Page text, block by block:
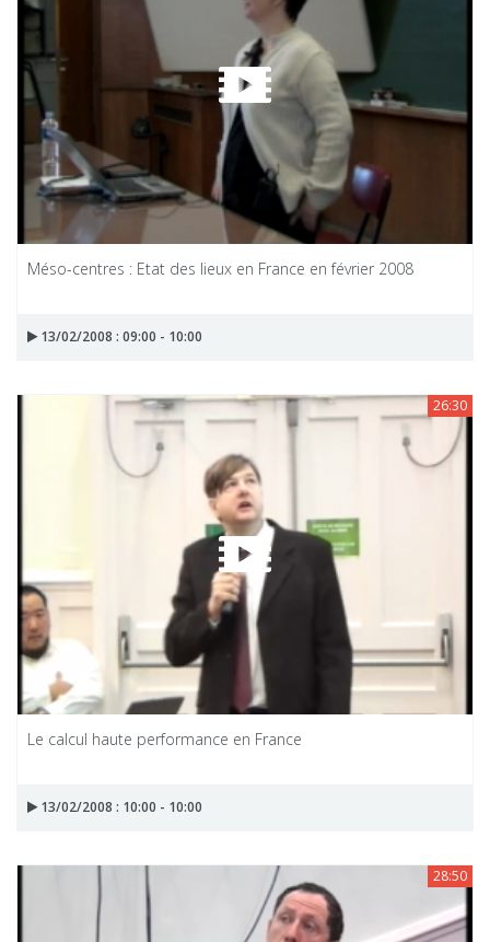
Méso-centres : Etat des lieux en France en février 2008
13/02/2008 : 09:00 - 10:00
26:30
Le calcul haute performance en France
13/02/2008 : 10:00 - 10:00
28:50